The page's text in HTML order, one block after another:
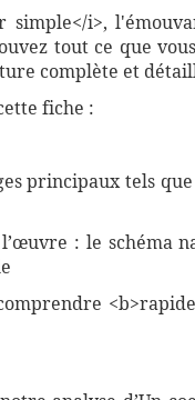
simple</i>,
tout ce que
complète et
fiche :
principaux tels
: le schéma